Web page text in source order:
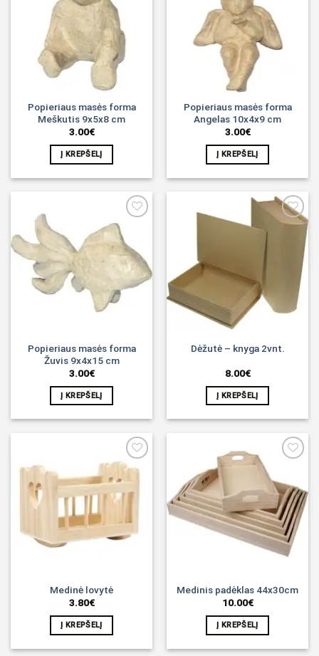
Popieriaus masės forma
Meškutis 9x5x8 cm
3.00€
Į KREPŠELĮ
Popieriaus masės forma
Angelas 10x4x9 cm
3.00€
Į KREPŠELĮ
Noriu!
Popieriaus masės forma
Žuvis 9x4x15 cm
3.00€
Į KREPŠELĮ
Dėžutė – knyga 2vnt.
8.00€
Į KREPŠELĮ
Noriu!
Medinė lovytė
3.80€
Į KREPŠELĮ
Noriu!
Medinis padėklas 44x30cm
10.00€
Į KREPŠELĮ